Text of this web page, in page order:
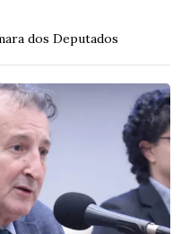
dos Deputados